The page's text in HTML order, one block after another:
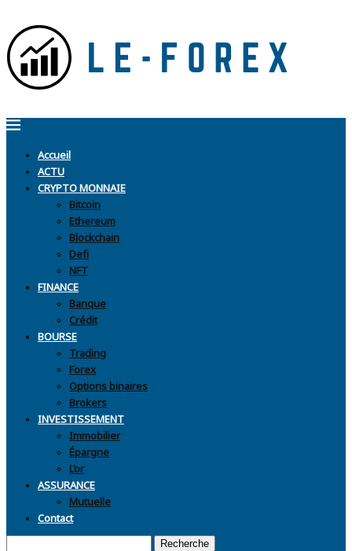
Accueil
ACTU
CRYPTO MONNAIE
Bitcoin
Ethereum
Blockchain
Defi
NFT
FINANCE
Banque
Crédit
BOURSE
Trading
Forex
Options binaires
Brokers
INVESTISSEMENT
Immobilier
Épargne
L’or
ASSURANCE
Mutuelle
Contact
Recherche